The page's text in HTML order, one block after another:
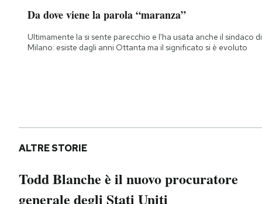
Da dove viene la parola “maranza”
Ultimamente la si sente parecchio e l'ha usata anche il sindaco di
Milano: esiste dagli anni Ottanta ma il significato si è evoluto
ALTRE STORIE
Todd Blanche è il nuovo procuratore
generale degli Stati Uniti